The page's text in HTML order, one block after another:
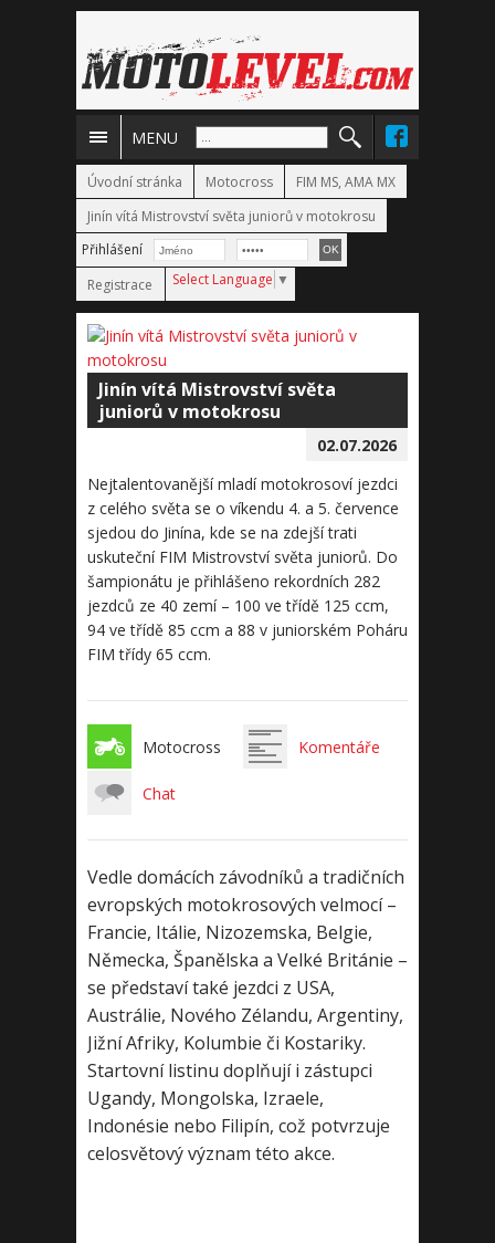
MENU
Úvodní stránka Motocross
FIM MS, AMA MX
Jinín vítá Mistrovství světa juniorů v motokrosu
Přihlášení
Registrace
Select Language ▼
Jinín vítá Mistrovství světa
juniorů v motokrosu
02.07.2026
Nejtalentovanější mladí motokrosoví jezdci
z celého světa se o víkendu 4. a 5. července
sjedou do Jinína, kde se na zdejší trati
uskuteční FIM Mistrovství světa juniorů. Do
šampionátu je přihlášeno rekordních 282
jezdců ze 40 zemí – 100 ve třídě 125 ccm,
94 ve třídě 85 ccm a 88 v juniorském Poháru
FIM třídy 65 ccm.
Motocross Komentáře
Chat
Vedle domácích závodníků a tradičních
evropských motokrosových velmocí –
Francie, Itálie, Nizozemska, Belgie,
Německa, Španělska a Velké Británie –
se představí také jezdci z USA,
Austrálie, Nového Zélandu, Argentiny,
Jižní Afriky, Kolumbie či Kostariky.
Startovní listinu doplňují i zástupci
Ugandy, Mongolska, Izraele,
Indonésie nebo Filipín, což potvrzuje
celosvětový význam této akce.